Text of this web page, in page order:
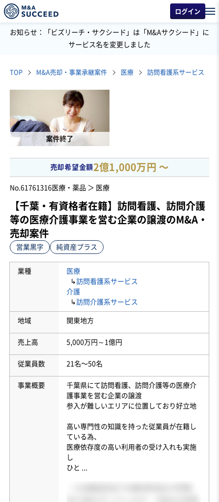
ログイン
お知らせ：「ビズリーチ・サクシード」は「M&Aサクシード」に
サービス名を変更しました
TOP M&A売却・事業承継案件 医療 訪問看護系サービス
案件終了
売却希望金額2億1,000万円 〜
No.61761316医療・薬品 ＞ 医療
【千葉・有資格者在籍】訪問看護、訪問介護
等の医療介護事業を営む企業の譲渡のM&A・
売却案件
営業黒字 純資産プラス
業種
医療
↳訪問看護系サービス
介護
↳訪問介護系サービス
地域 関東地方
売上高 5,000万円～1億円
従業員数 21名〜50名
事業概要
千葉県にて訪問看護、訪問介護等の医療介
護事業を営む企業の譲渡
参入が難しいエリアに位置しており好立地
高い専門性の知識を持った従業員が在籍し
ている為、
医療依存度の高い利用者の受け入れも実施
し
ひと